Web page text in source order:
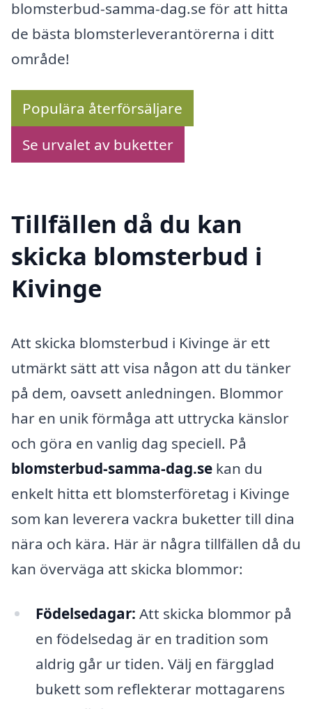
blomsterbud-samma-dag.se för att hitta
de bästa blomsterleverantörerna i ditt
område!
Populära återförsäljare
Se urvalet av buketter
Tillfällen då du kan
skicka blomsterbud i
Kivinge
Att skicka blomsterbud i Kivinge är ett
utmärkt sätt att visa någon att du tänker
på dem, oavsett anledningen. Blommor
har en unik förmåga att uttrycka känslor
och göra en vanlig dag speciell. På
blomsterbud-samma-dag.se kan du
enkelt hitta ett blomsterföretag i Kivinge
som kan leverera vackra buketter till dina
nära och kära. Här är några tillfällen då du
kan överväga att skicka blommor:
Födelsedagar: Att skicka blommor på
en födelsedag är en tradition som
aldrig går ur tiden. Välj en färgglad
bukett som reflekterar mottagarens